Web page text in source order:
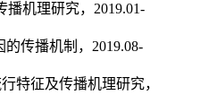
播机理研究， 2019.01-
传播机制， 2019.08-
特征及传播机理研究，